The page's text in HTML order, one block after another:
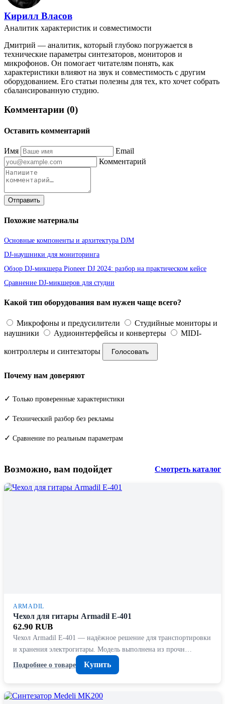
Кирилл Власов
Аналитик характеристик и совместимости
Дмитрий — аналитик, который глубоко погружается в
технические параметры синтезаторов, мониторов и
микрофонов. Он помогает читателям понять, как
характеристики влияют на звук и совместимость с другим
оборудованием. Его статьи полезны для тех, кто хочет собрать
сбалансированную студию.
Комментарии (0)
Оставить комментарий
Имя
Email
Комментарий
Отправить
Похожие материалы
Основные компоненты и архитектура DJM
DJ-наушники для мониторинга
Обзор DJ-микшера Pioneer DJ 2024: разбор на практическом кейсе
Сравнение DJ-микшеров для студии
Какой тип оборудования вам нужен чаще всего?
Микрофоны и предусилители
Студийные мониторы и
наушники
Аудиоинтерфейсы и конвертеры MIDI-
контроллеры и синтезаторы Голосовать
Почему нам доверяют
✓ Только проверенные характеристики
✓ Технический разбор без рекламы
✓ Сравнение по реальным параметрам
Возможно, вам подойдет Смотреть каталог
ARMADIL
Чехол для гитары Armadil E-401
62.90 RUB
Чехол Armadil E-401 — надёжное решение для транспортировки
и хранения электрогитары. Модель выполнена из прочн…
Подробнее о товаре
Купить